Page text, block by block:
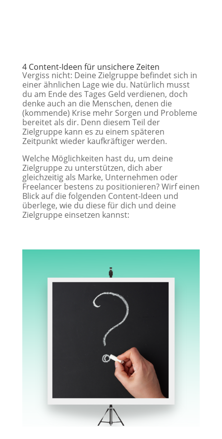
4 Content-Ideen für unsichere Zeiten
Vergiss nicht: Deine Zielgruppe befindet sich in
einer ähnlichen Lage wie du. Natürlich musst
du am Ende des Tages Geld verdienen, doch
denke auch an die Menschen, denen die
(kommende) Krise mehr Sorgen und Probleme
bereitet als dir. Denn diesem Teil der
Zielgruppe kann es zu einem späteren
Zeitpunkt wieder kaufkräftiger werden.
Welche Möglichkeiten hast du, um deine
Zielgruppe zu unterstützen, dich aber
gleichzeitig als Marke, Unternehmen oder
Freelancer bestens zu positionieren? Wirf einen
Blick auf die folgenden Content-Ideen und
überlege, wie du diese für dich und deine
Zielgruppe einsetzen kannst: